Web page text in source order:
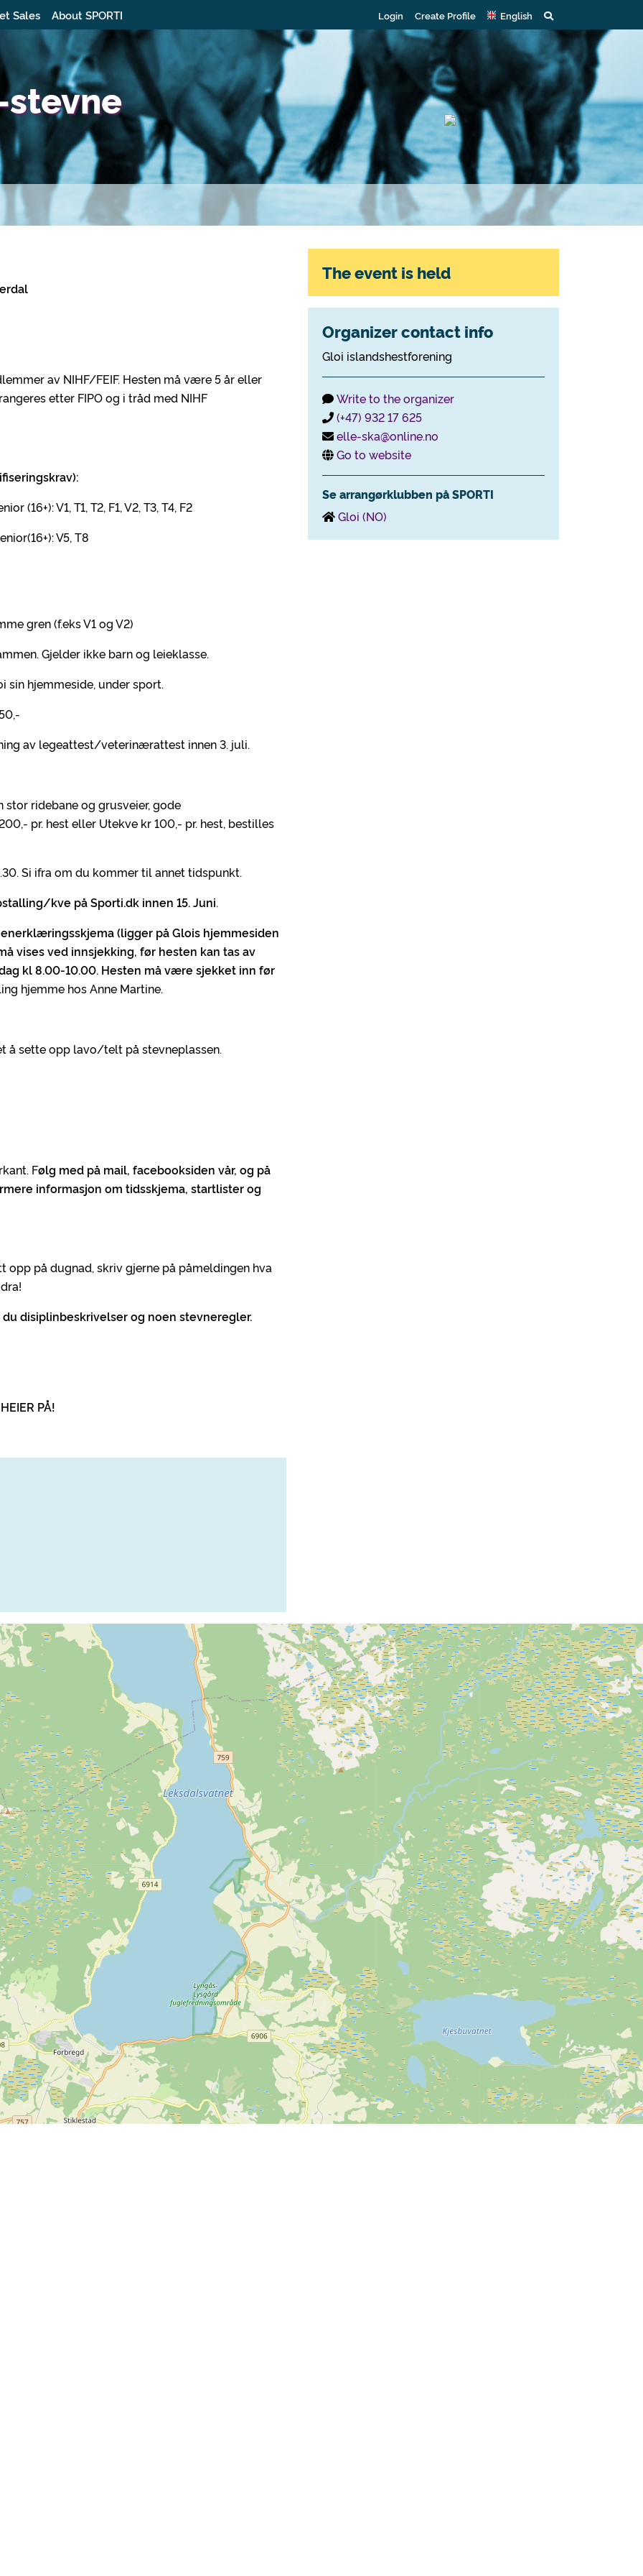
Sales About SPORTI Login Create Profile English
stevne
av NIHF/FEIF. Hesten må være 5 år eller
etter FIPO og i tråd med NIHF
(16+): V1, T1, T2, F1, V2, T3, T4, F2
V5, T8
gren (f.eks V1 og V2)
Gjelder ikke barn og leieklasse.
sin hjemmeside, under sport.
av legeattest/veterinærattest innen 3. juli.
ridebane og grusveier, gode
pr. hest eller Utekve kr 100,- pr. hest, bestilles
Si ifra om du kommer til annet tidspunkt.
kve på Sporti.dk innen 15.Juni.
(ligger på Glois hjemmesiden
vises ved innsjekking, før hesten kan tas av
kl 8.00-10.00. Hesten må være sjekket inn før
hjemme hos Anne Martine.
å sette opp lavo/telt på stevneplassen.
Følg med på mail, facebooksiden vår, og på
informasjon om tidsskjema, startlister og
på dugnad, skriv gjerne på påmeldingen hva
disiplinbeskrivelser og noen stevneregler.
PÅ!
The event is held
Organizer contact info
Gloi islandshestforening
Write to the organizer
(+47) 932 17 625
elle-ska@online.no
Go to website
Se arrangørklubben på SPORTI
Gloi (NO)